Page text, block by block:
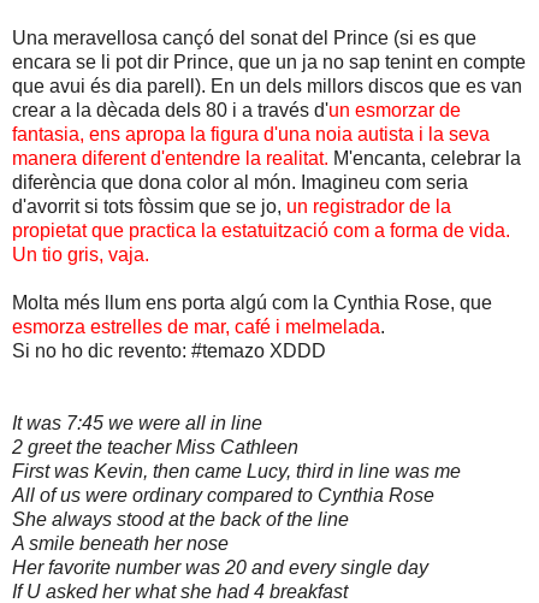
Una meravellosa cançó del sonat del Prince (si es que
encara se li pot dir Prince, que un ja no sap tenint en compte
que avui és dia parell). En un dels millors discos que es van
crear a la dècada dels 80 i a través d'un esmorzar de
fantasia, ens apropa la figura d'una noia autista i la seva
manera diferent d'entendre la realitat. M'encanta, celebrar la
diferència que dona color al món. Imagineu com seria
d'avorrit si tots fòssim que se jo, un registrador de la
propietat que practica la estatuització com a forma de vida.
Un tio gris, vaja.
Molta més llum ens porta algú com la Cynthia Rose, que
esmorza estrelles de mar, café i melmelada.
Si no ho dic revento: #temazo XDDD
It was 7:45 we were all in line
2 greet the teacher Miss Cathleen
First was Kevin, then came Lucy, third in line was me
All of us were ordinary compared to Cynthia Rose
She always stood at the back of the line
A smile beneath her nose
Her favorite number was 20 and every single day
If U asked her what she had 4 breakfast